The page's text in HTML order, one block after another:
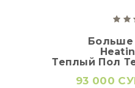
Больше
Теплый Пол
93 000